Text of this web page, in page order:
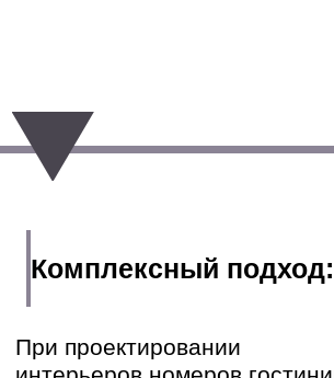
привлекательным и комфортным для
пребывания. Необходимо
атмосферу и обеспечивать удобство
во всех помещениях.
маломобильных граждан и соблюдения
санитарных норм.